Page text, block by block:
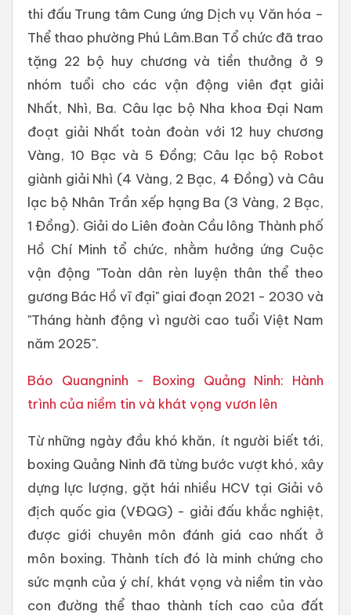
thi đấu Trung tâm Cung ứng Dịch vụ Văn hóa –
Thể thao phường Phú Lâm.Ban Tổ chức đã trao
tặng 22 bộ huy chương và tiền thưởng ở 9
nhóm tuổi cho các vận động viên đạt giải
Nhất, Nhì, Ba. Câu lạc bộ Nha khoa Đại Nam
đoạt giải Nhất toàn đoàn với 12 huy chương
Vàng, 10 Bạc và 5 Đồng; Câu lạc bộ Robot
giành giải Nhì (4 Vàng, 2 Bạc, 4 Đồng) và Câu
lạc bộ Nhân Trần xếp hạng Ba (3 Vàng, 2 Bạc,
1 Đồng). Giải do Liên đoàn Cầu lông Thành phố
Hồ Chí Minh tổ chức, nhằm hưởng ứng Cuộc
vận động "Toàn dân rèn luyện thân thể theo
gương Bác Hồ vĩ đại" giai đoạn 2021 - 2030 và
"Tháng hành động vì người cao tuổi Việt Nam
năm 2025".
Báo Quangninh - Boxing Quảng Ninh: Hành
trình của niềm tin và khát vọng vươn lên
Từ những ngày đầu khó khăn, ít người biết tới,
boxing Quảng Ninh đã từng bước vượt khó, xây
dựng lực lượng, gặt hái nhiều HCV tại Giải vô
địch quốc gia (VĐQG) - giải đấu khắc nghiệt,
được giới chuyên môn đánh giá cao nhất ở
môn boxing. Thành tích đó là minh chứng cho
sức mạnh của ý chí, khát vọng và niềm tin vào
con đường thể thao thành tích cao của đất